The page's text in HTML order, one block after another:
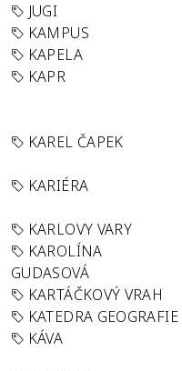
JUGI
KAMPUS
KAPELA
KAPR
KAREL ČAPEK
KARIÉRA
KARLOVY VARY
KAROLÍNA
GUDASOVÁ
KARTÁČKOVÝ VRAH
KATEDRA GEOGRAFIE
KÁVA